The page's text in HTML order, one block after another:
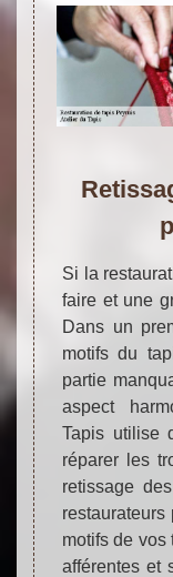
Si la
faire et une
Dans un
motifs du
partie
aspect
Tapis utilise
réparer les
retissage
motifs de vos
afférentes et